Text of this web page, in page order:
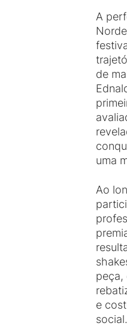
A
de
uma
Ao
peça,
e
social.